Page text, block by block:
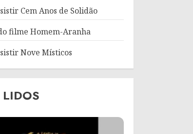
Cem Anos de Solidão
filme Homem-Aranha
Nove Místicos